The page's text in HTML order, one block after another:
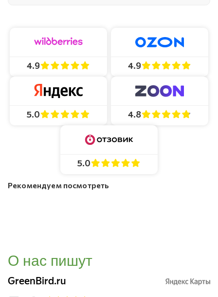
4.9 4.9
5.0 4.8
5.0
Рекомендуем посмотреть
О нас пишут